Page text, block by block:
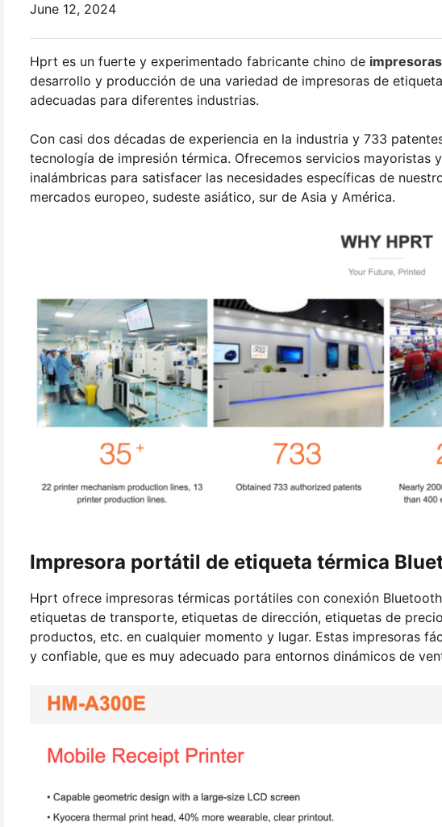
June 12, 2024
Hprt es un fuerte y experimentado fabricante chino de
desarrollo y producción de una variedad de impresoras de
adecuadas para diferentes industrias.
Con casi dos décadas de experiencia en la industria y 733
tecnología de impresión térmica. Ofrecemos servicios mayoristas
inalámbricas para satisfacer las necesidades específicas de
mercados europeo, sudeste asiático, sur de Asia y América.
Impresora portátil de etiqueta térmica
Hprt ofrece impresoras térmicas portátiles con conexión
etiquetas de transporte, etiquetas de dirección, etiquetas de
productos, etc. en cualquier momento y lugar. Estas impresoras
y confiable, que es muy adecuado para entornos dinámicos de